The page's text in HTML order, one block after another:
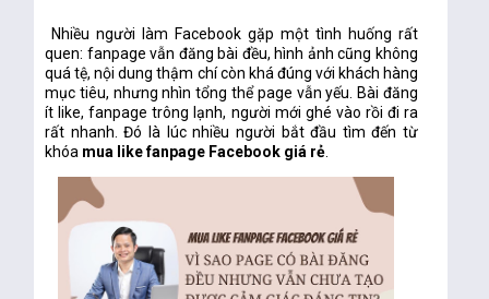
Nhiều người làm Facebook gặp một tình huống rất
quen: fanpage vẫn đăng bài đều, hình ảnh cũng không
quá tệ, nội dung thậm chí còn khá đúng với khách hàng
mục tiêu, nhưng nhìn tổng thể page vẫn yếu. Bài đăng
ít like, fanpage trông lạnh, người mới ghé vào rồi đi ra
rất nhanh. Đó là lúc nhiều người bắt đầu tìm đến từ
khóa mua like fanpage Facebook giá rẻ